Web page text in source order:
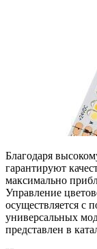
Благодаря
гарантируют
максимально
Управление
осуществляется с
универсальных
представлен в